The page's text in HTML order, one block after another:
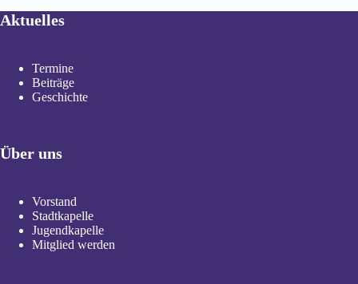
wieder
Aktuelles
Termine
Beiträge
Geschichte
Über uns
Vorstand
Stadtkapelle
Jugendkapelle
Mitglied werden